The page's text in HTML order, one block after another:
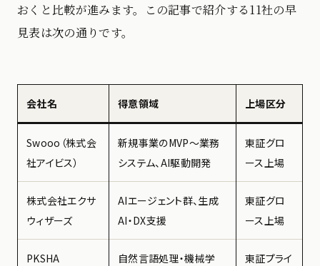
おくと比較が進みます。この記事で紹介する11社の早
見表は次の通りです。
会社名 得意領域 上場区分
Swooo（株式会
社アイビス）
新規事業のMVP〜業務
システム、AI駆動開発
東証グロ
ース上場
株式会社エクサ
ウィザーズ
AIエージェント群、生成
AI・DX支援
東証グロ
ース上場
PKSHA
自然言語処理・機械学
東証プライ